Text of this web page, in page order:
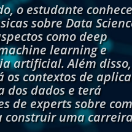
o estudante
sobre Data
como deep
learning e
artificial. Além disso,
os contextos de
dos dados e terá
de experts sobre
construir uma